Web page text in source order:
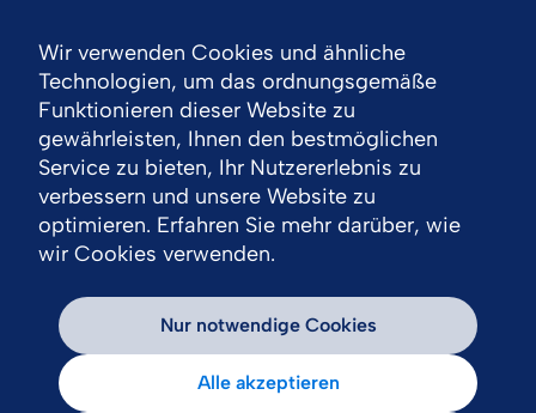
Wir verwenden Cookies und ähnliche
Technologien, um das ordnungsgemäße
Funktionieren dieser Website zu
gewährleisten, Ihnen den bestmöglichen
Service zu bieten, Ihr Nutzererlebnis zu
verbessern und unsere Website zu
optimieren. Erfahren Sie mehr darüber, wie
wir Cookies verwenden.
Nur notwendige Cookies
Alle akzeptieren